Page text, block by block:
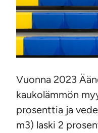
Vuonna 2023
kaukolämmön
prosenttia ja
m3) laski 2